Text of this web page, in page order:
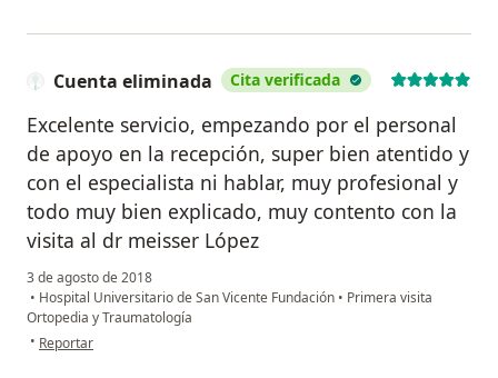
Cuenta eliminada Cita verificada
Excelente servicio, empezando por el personal
de apoyo en la recepción, super bien atentido y
con el especialista ni hablar, muy profesional y
todo muy bien explicado, muy contento con la
visita al dr meisser López
3 de agosto de 2018
• Hospital Universitario de San Vicente Fundación • Primera visita
Ortopedia y Traumatología
• en opinión del usuario Cuenta eliminada
Reportar